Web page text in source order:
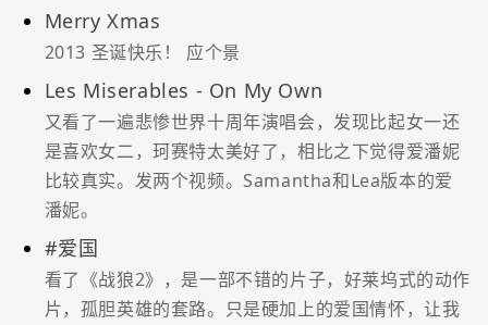
Merry Xmas
2013 圣诞快乐！ 应个景
Les Miserables - On My Own
又看了一遍悲惨世界十周年演唱会，发现比起女一还
是喜欢女二，珂赛特太美好了，相比之下觉得爱潘妮
比较真实。发两个视频。Samantha和Lea版本的爱
潘妮。
#爱国
看了《战狼2》，是一部不错的片子，好莱坞式的动作
片，孤胆英雄的套路。只是硬加上的爱国情怀，让我